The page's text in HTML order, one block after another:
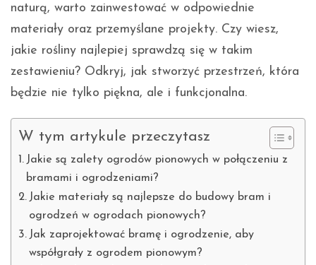
naturą, warto zainwestować w odpowiednie
materiały oraz przemyślane projekty. Czy wiesz,
jakie rośliny najlepiej sprawdzą się w takim
zestawieniu? Odkryj, jak stworzyć przestrzeń, która
będzie nie tylko piękna, ale i funkcjonalna.
W tym artykule przeczytasz
Jakie są zalety ogrodów pionowych w połączeniu z
bramami i ogrodzeniami?
Jakie materiały są najlepsze do budowy bram i
ogrodzeń w ogrodach pionowych?
Jak zaprojektować bramę i ogrodzenie, aby
współgrały z ogrodem pionowym?